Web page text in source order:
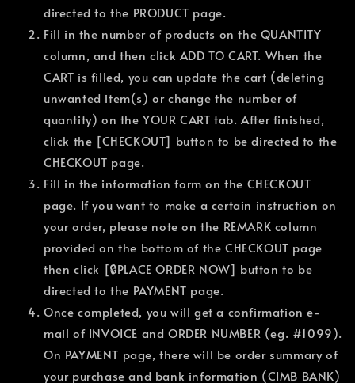
directed to the PRODUCT page.
Fill in the number of products on the QUANTITY
column, and then click ADD TO CART. When the
CART is filled, you can update the cart (deleting
unwanted item(s) or change the number of
quantity) on the YOUR CART tab. After finished,
click the [CHECKOUT] button to be directed to the
CHECKOUT page.
Fill in the information form on the CHECKOUT
page. If you want to make a certain instruction on
your order, please note on the REMARK column
provided on the bottom of the CHECKOUT page
then click [🔒PLACE ORDER NOW] button to be
directed to the PAYMENT page.
Once completed, you will get a confirmation e-
mail of INVOICE and ORDER NUMBER (eg. #1099).
On PAYMENT page, there will be order summary of
your purchase and bank information (CIMB BANK)